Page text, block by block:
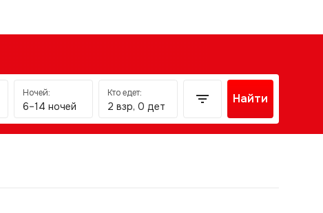
Ночей:
6–14 ночей
Кто едет:
2 взр, 0 дет
Найти